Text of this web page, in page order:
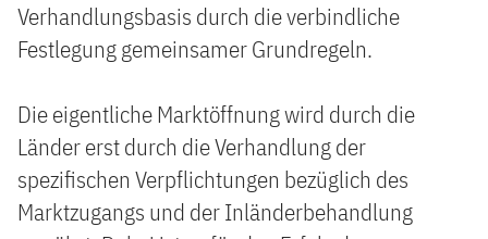
Verhandlungsbasis durch die verbindliche
Festlegung gemeinsamer Grundregeln.
Die eigentliche Marktöffnung wird durch die
Länder erst durch die Verhandlung der
spezifischen Verpflichtungen bezüglich des
Marktzugangs und der Inländerbehandlung